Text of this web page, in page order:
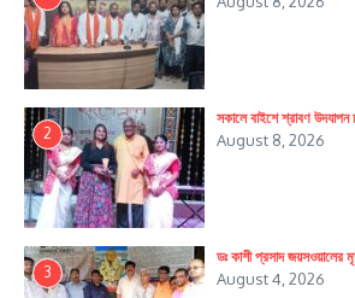
2
সকালে বাইশে শ্রাবণ উদযাপন
August 8, 2026
3
ডঃ কাশী প্রসাদ জয়সওয়ালের
August 4, 2026